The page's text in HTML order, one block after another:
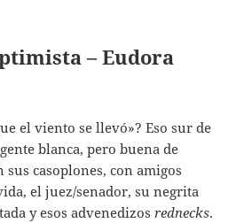
– Eudora
el viento se llevó»? Eso sur de
blanca, pero buena de
casoplones, con amigos
el juez/senador, su negrita
y esos advenedizosrednecks.